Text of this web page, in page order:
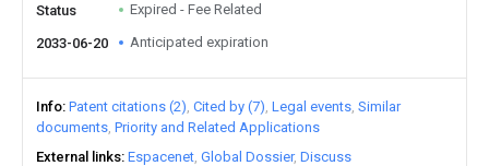
Status Expired - Fee Related
2033-06-20 Anticipated expiration
Info Patent citations (2) Cited by (7) Legal events Similar
documents Priority and Related Applications
External links Espacenet Global Dossier Discuss